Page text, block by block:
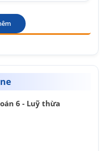
6 - Luỹ thừa